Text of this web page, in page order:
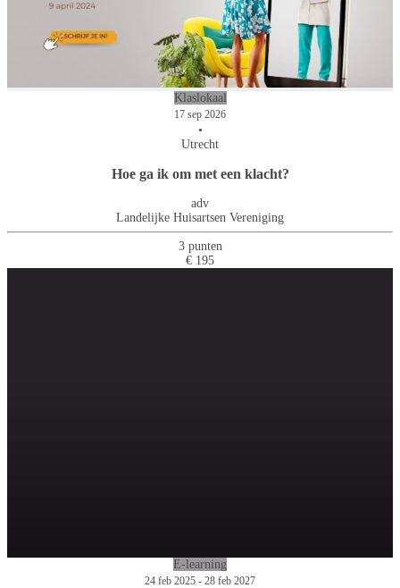
Klaslokaal
17 sep 2026
•
Utrecht
Hoe ga ik om met een klacht?
adv
Landelijke Huisartsen Vereniging
3 punten
€ 195
E-learning
24 feb 2025 - 28 feb 2027